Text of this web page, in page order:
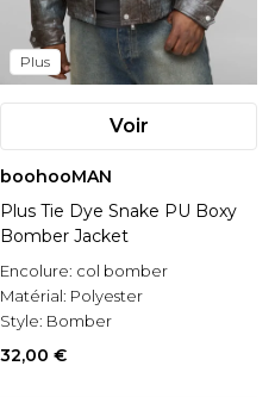
Plus
Voir
boohooMAN
Plus Tie Dye Snake PU Boxy
Bomber Jacket
Encolure: col bomber
Matérial: Polyester
Style: Bomber
32,00 €